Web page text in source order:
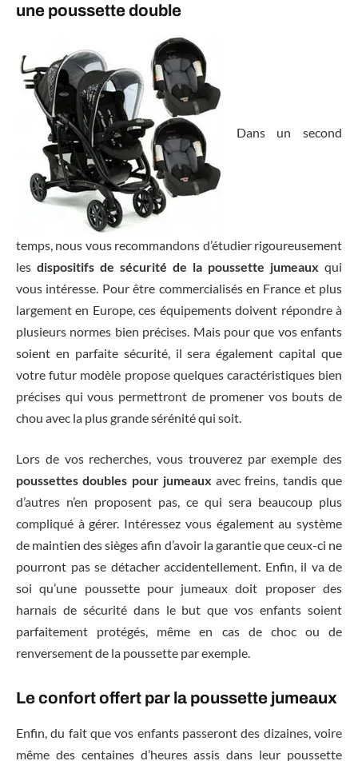
une poussette double
Dans un second
temps, nous vous recommandons d’étudier rigoureusement
les dispositifs de sécurité de la poussette jumeaux qui
vous intéresse. Pour être commercialisés en France et plus
largement en Europe, ces équipements doivent répondre à
plusieurs normes bien précises. Mais pour que vos enfants
soient en parfaite sécurité, il sera également capital que
votre futur modèle propose quelques caractéristiques bien
précises qui vous permettront de promener vos bouts de
chou avec la plus grande sérénité qui soit.
Lors de vos recherches, vous trouverez par exemple des
poussettes doubles pour jumeaux avec freins, tandis que
d’autres n’en proposent pas, ce qui sera beaucoup plus
compliqué à gérer. Intéressez vous également au système
de maintien des sièges afin d’avoir la garantie que ceux-ci ne
pourront pas se détacher accidentellement. Enfin, il va de
soi qu’une poussette pour jumeaux doit proposer des
harnais de sécurité dans le but que vos enfants soient
parfaitement protégés, même en cas de choc ou de
renversement de la poussette par exemple.
Le confort offert par la poussette jumeaux
Enfin, du fait que vos enfants passeront des dizaines, voire
même des centaines d’heures assis dans leur poussette